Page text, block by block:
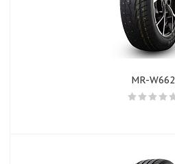
MR-W662